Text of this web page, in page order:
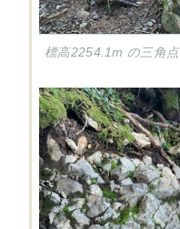
標高2254.1m の三角点